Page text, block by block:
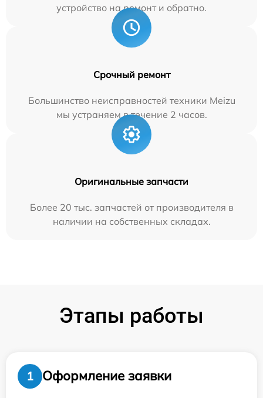
устройство на ремонт и обратно.
Срочный ремонт
Большинство неисправностей техники Meizu
мы устраняем в течение 2 часов.
Оригинальные запчасти
Более 20 тыс. запчастей от производителя в
наличии на собственных складах.
Этапы работы
1
Оформление заявки